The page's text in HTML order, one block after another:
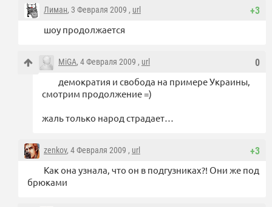
+3
Лиман, 3 Февраля 2009 , url
шоу продолжается
0
MiGA, 4 Февраля 2009 , url
демократия и свобода на примере Украины,
смотрим продолжение =)
жаль только народ страдает…
+3
zenkov, 4 Февраля 2009 , url
Как она узнала, что он в подгузниках?! Они же под
брюками